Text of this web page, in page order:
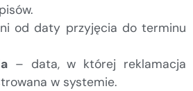
od daty przyjęcia do terminu
– data, w której reklamacja
w systemie.